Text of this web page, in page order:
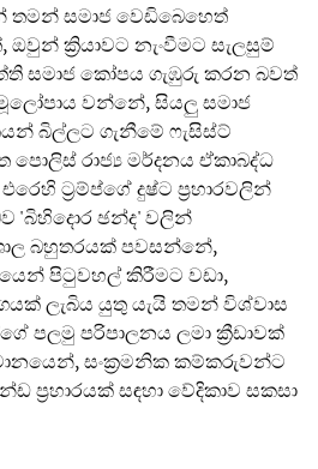
තමන් සමාජ වෙඩිබෙහෙත්
ක්‍රියාවට නැංවීමට සැලසුම්
සමාජ කෝපය ගැඹුරු කරන බවත්
වන්නේ, සියලු සමාජ
බිල්ලට ගැනීමේ ෆැසිස්ට්
පොලිස් රාජ්‍ය මර්දනය ඒකාබද්ධ
ට්‍රම්ප්ගේ දුෂ්ට ප්‍රහාරවලින්
'බිහිදොර ඡන්ද' වලින්
බහුතරයක් පවසන්නේ,
පිටුවහල් කිරීමට වඩා,
ලැබිය යුතු යැයි තමන් විශ්වාස
පලමු පරිපාලනය ලමා ක්‍රීඩාවක්
සංක්‍රමනික කම්කරුවන්ට
ප්‍රහාරයක් සඳහා වේදිකාව සකසා